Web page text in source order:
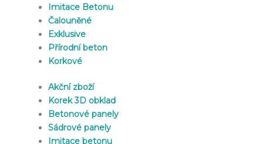
Imitace Betonu
Čalouněné
Exklusive
Přírodní beton
Korkové
Akční zboží
Korek 3D obklad
Betonové panely
Sádrové panely
Imitace betonu